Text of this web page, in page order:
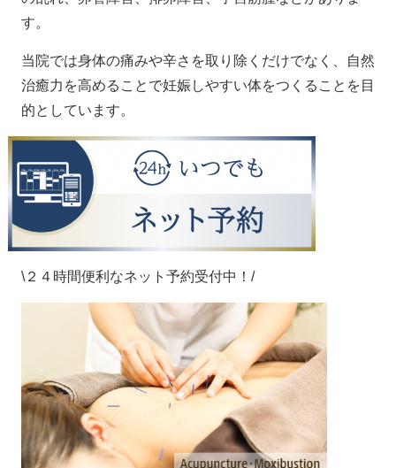
す。
当院では身体の痛みや辛さを取り除くだけでなく、自然
治癒力を高めることで妊娠しやすい体をつくることを目
的としています。
\２４時間便利なネット予約受付中！/